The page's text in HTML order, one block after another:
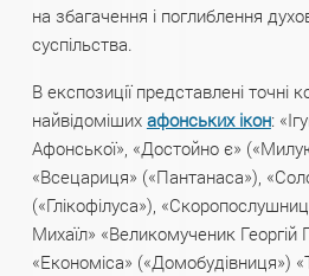
на збагачення і поглиблення
суспільства.
В експозиції представлені точні
найвідоміших афонських ікон:
Афонської», «Достойно є»
«Всецариця» («Пантанаса»),
(«Глікофілуса»),
Михаїл» «Великомученик Георгій
«Економіса» («Домобудівниця»)